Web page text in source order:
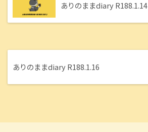
ありのままdiary R188.1.14
ありのままdiary R188.1.16